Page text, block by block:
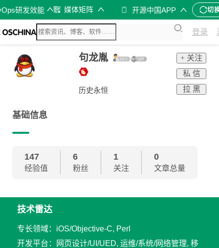
研发效能 媒体矩阵 开源中国APP 切
登录
句龙胤
历史永恒
+ 关注
私 信
拉 黑
基础信息
147
经验值
6
粉丝
1
关注
0
文章总量
技术雷达
专长领域：iOS/Objective-C, Perl
开发平台：网页设计/UI/UED, 运维/系统/网络管理, 移